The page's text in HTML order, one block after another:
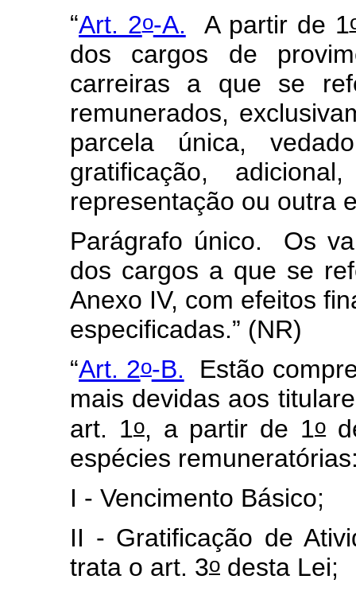
“Art. 2o-A. A partir de 1
dos cargos de
carreiras a que se
remunerados,
parcela única,
gratificação,
representação ou outra
Parágrafo único. Os
dos cargos a que se
Anexo IV, com efeitos
especificadas.” (NR)
“Art. 2o-B.
Estão
mais devidas aos
art. 1o, a partir de 1o
espécies
I - Vencimento Básico;
II - Gratificação de
trata o art. 3o desta Lei;